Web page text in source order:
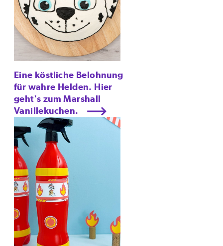
Eine köstliche Belohnung
für wahre Helden. Hier
geht's zum Marshall
Vanillekuchen.